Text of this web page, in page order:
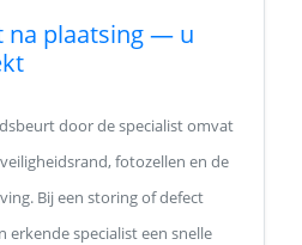
na plaatsing — u
door de specialist omvat
fotozellen en de
Bij een storing of defect
erkende specialist een snelle